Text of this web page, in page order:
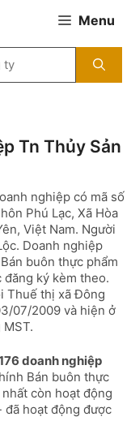
Menu
Tn Thủy Sản
nghiệp có mã số
Phú Lạc, Xã Hòa
Việt Nam. Người
Doanh nghiệp
buôn thực phẩm
ký kèm theo.
Thuế thị xã Đông
07/2009 và hiện ở
doanh nghiệp
Bán buôn thực
còn hoạt động
đã hoạt động được